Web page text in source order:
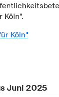
Köln".
Köln"
Juni 2025